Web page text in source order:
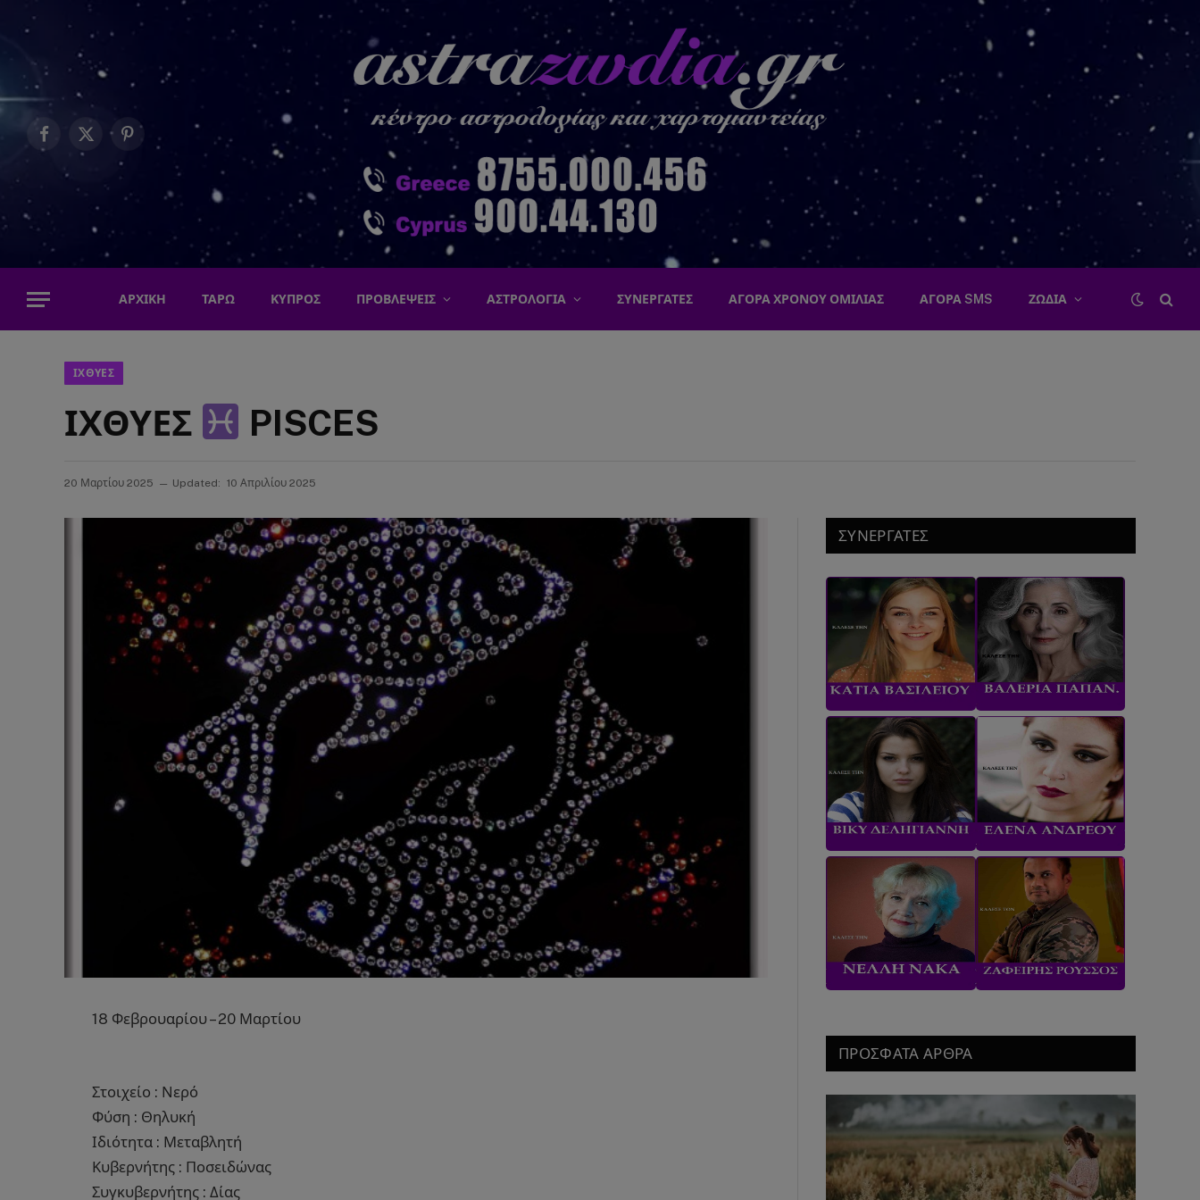
Facebook
X
(Twitter)
Pinterest
ΑΡΧΙΚΗ ΤΑΡΩ ΚΥΠΡΟΣ ΠΡΟΒΛΕΨΕΙΣ ΑΣΤΡΟΛΟΓΙΑ ΣΥΝΕΡΓΑΤΕΣ ΑΓΟΡΑ ΧΡΟΝΟΥ ΟΜΙΛΙΑΣ ΑΓΟΡΑ SMS ΖΩΔΙΑ
ΙΧΘΥΕΣ
ΙΧΘΥΕΣ PISCES
20 Μαρτίου 2025 Updated: 10 Απριλίου 2025
18 Φεβρουαρίου – 20 Μαρτίου
Στοιχείο : Νερό
Φύση : Θηλυκή
Ιδιότητα : Μεταβλητή
Κυβερνήτης : Ποσειδώνας
Συγκυβερνήτης : Δίας
ΣΥΝΕΡΓΑΤΕΣ
ΠΡΟΣΦΑΤΑ ΑΡΘΡΑ